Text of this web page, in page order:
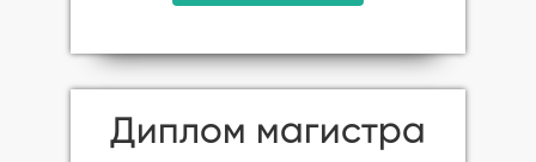
Диплом магистра